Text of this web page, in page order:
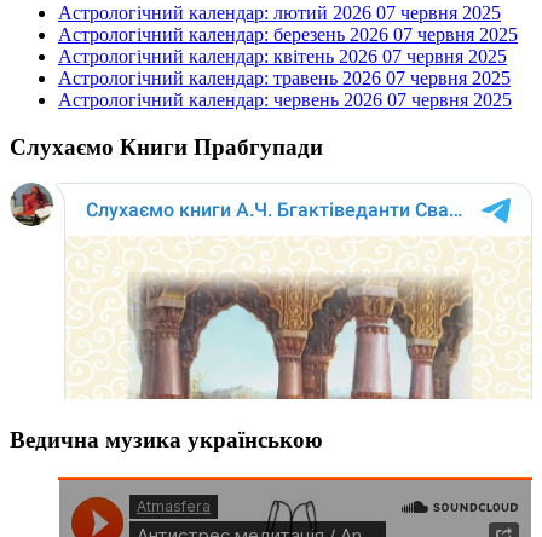
Астрологічний календар: лютий 2026 07 червня 2025
Астрологічний календар: березень 2026 07 червня 2025
Астрологічний календар: квітень 2026 07 червня 2025
Астрологічний календар: травень 2026 07 червня 2025
Астрологічний календар: червень 2026 07 червня 2025
Слухаємо Книги Прабгупади
Ведична музика українською